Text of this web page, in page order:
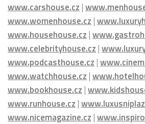
www.carshouse.cz |
www.womenhouse.cz |
www.househouse.cz |
www.celebrityhouse.cz |
www.podcasthouse.cz |
www.watchhouse.cz |
www.bookhouse.cz |
www.runhouse.cz |
www.nicemagazine.cz |